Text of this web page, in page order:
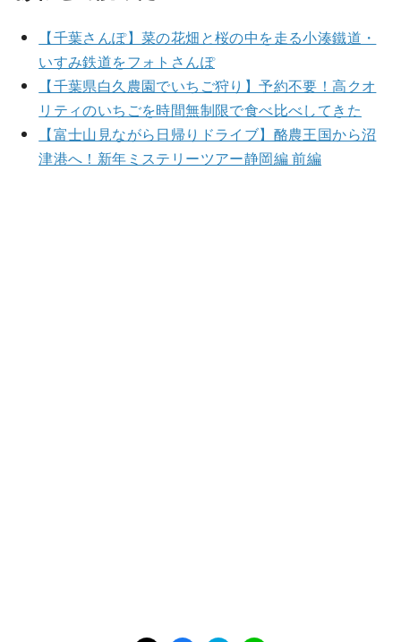
【千葉さんぽ】菜の花畑と桜の中を走る小湊鐵道・
いすみ鉄道をフォトさんぽ
【千葉県白久農園でいちご狩り】予約不要！高クオ
リティのいちごを時間無制限で食べ比べしてきた
【富士山見ながら日帰りドライブ】酪農王国から沼
津港へ！新年ミステリーツアー静岡編 前編